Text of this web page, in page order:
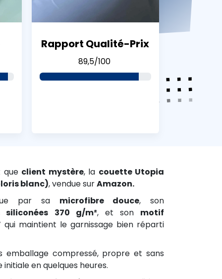
Rapport Qualité-Prix
89,5/100
que client mystère, la couette Utopia
blanc), vendue surAmazon.
par sa microfibre douce, son
370 g/m², et son motif
qui maintient le garnissage bien réparti
emballage compressé, propre et sans
en quelques heures.